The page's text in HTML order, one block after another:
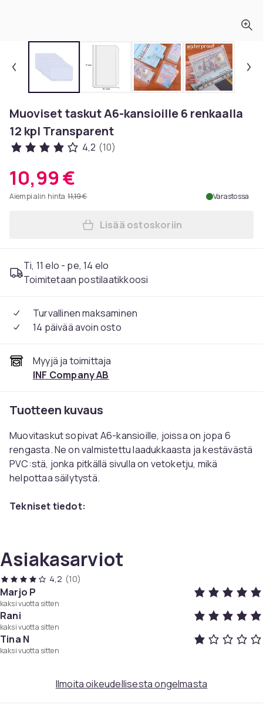
Muoviset taskut A6-kansioille 6 renkaalla
12 kpl Transparent
4,2 (10)
10,99 €
Aiempi alin hinta 11,19 € Varastossa
Lisää Muoviset taskut A6-
Lisää ostoskoriin
Ti, 11 elo - pe, 14 elo
Toimitetaan postilaatikkoosi
Turvallinen maksaminen
14 päivää avoin osto
Myyjä ja toimittaja
INF Company AB
Tuotteen kuvaus
Muovitaskut sopivat A6-kansioille, joissa on jopa 6
rengasta. Ne on valmistettu laadukkaasta ja kestävästä
PVC:stä, jonka pitkällä sivulla on vetoketju, mikä
helpottaa säilytystä.
Tekniset tiedot:
Paketti sisältää:
12 x muovitaskua
Väri
Transparent
Paino, gramma
f24a8952-ef50-424b-b7eb-bde3f2c3395b
Asiakasarviot
4,2 (10)
Marjo P
kaksi vuotta sitten
Rani
kaksi vuotta sitten
Tina N
kaksi vuotta sitten
Ilmoita oikeudellisesta ongelmasta